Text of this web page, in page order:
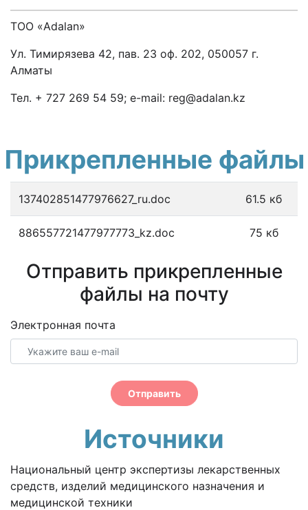
ТОО «Adalan»
Ул. Тимирязева 42, пав. 23 оф. 202, 050057 г.
Алматы
Тел. + 727 269 54 59; e-mail: reg@adalan.kz
Прикрепленные файлы
137402851477976627_ru.doc 61.5 кб
886557721477977773_kz.doc 75 кб
Отправить прикрепленные
файлы на почту
Электронная почта
Отправить
Источники
Национальный центр экспертизы лекарственных
средств, изделий медицинского назначения и
медицинской техники